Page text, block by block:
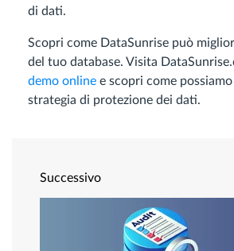
di dati.
Scopri come DataSunrise può
del tuo database. Visita
demo online e scopri come
strategia di protezione dei dati.
Successivo